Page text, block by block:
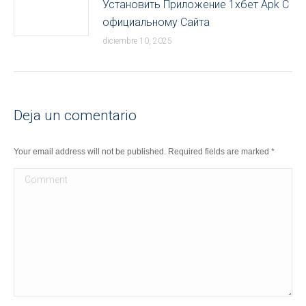
Установить Приложение 1хбет Apk С
официальному Сайта
diciembre 10, 2025
Deja un comentario
Your email address will not be published. Required fields are marked *
Comment